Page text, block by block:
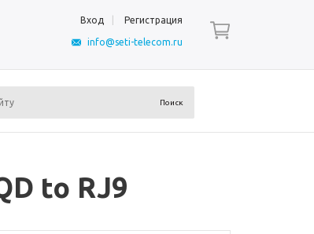
Вход Регистрация
info@seti-telecom.ru
to RJ9